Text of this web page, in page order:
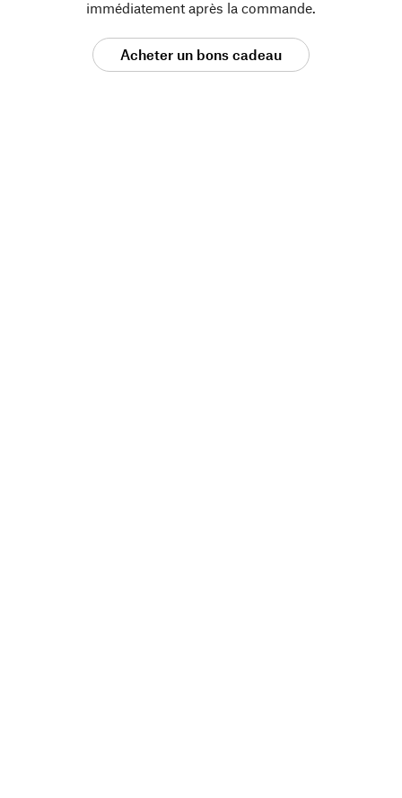
immédiatement après la commande.
Acheter un bons cadeau